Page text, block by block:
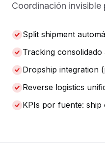
Coordinación invisible
Split shipment
Tracking consolidado
Dropship integration
Reverse logistics
KPIs por fuente: